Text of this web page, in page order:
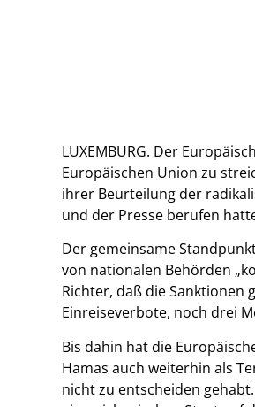
LUXEMBURG. Der
Europäischen Union zu
ihrer Beurteilung der
und der Presse berufen
Der gemeinsame
von nationalen Behörden
Richter, daß die Sanktionen
Einreiseverbote, noch drei
Bis dahin hat die
Hamas auch weiterhin als
nicht zu entscheiden